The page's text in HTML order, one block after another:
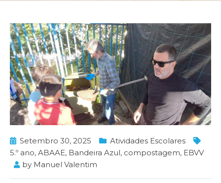
Setembro 30, 2025
Atividades Escolares
5.º ano, ABAAE, Bandeira Azul, compostagem, EBVV
by Manuel Valentim